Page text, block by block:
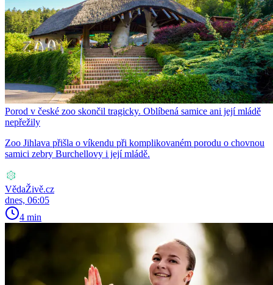
Porod v české zoo skončil tragicky. Oblíbená samice ani její mládě
nepřežily
Zoo Jihlava přišla o víkendu při komplikovaném porodu o chovnou
samici zebry Burchellovy i její mládě.
VědaŽivě.cz
dnes, 06:05
4 min